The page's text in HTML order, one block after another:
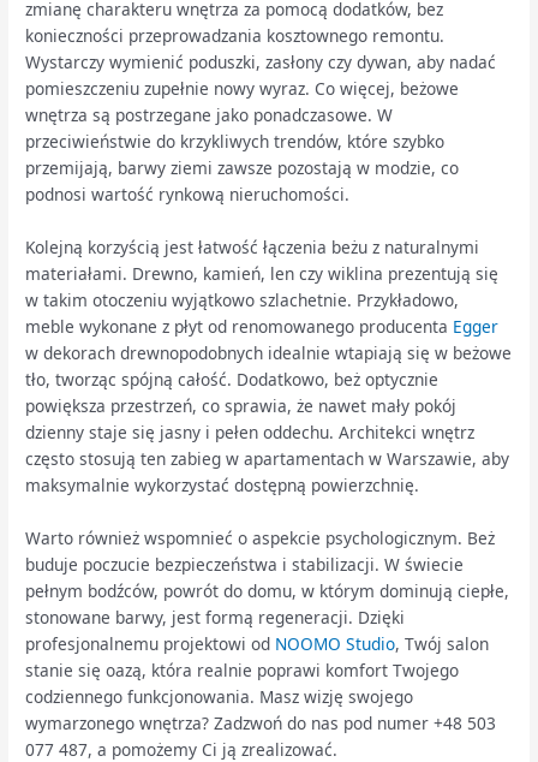
zmianę charakteru wnętrza za pomocą dodatków, bez
konieczności przeprowadzania kosztownego remontu.
Wystarczy wymienić poduszki, zasłony czy dywan, aby nadać
pomieszczeniu zupełnie nowy wyraz. Co więcej, beżowe
wnętrza są postrzegane jako ponadczasowe. W
przeciwieństwie do krzykliwych trendów, które szybko
przemijają, barwy ziemi zawsze pozostają w modzie, co
podnosi wartość rynkową nieruchomości.
Kolejną korzyścią jest łatwość łączenia beżu z naturalnymi
materiałami. Drewno, kamień, len czy wiklina prezentują się
w takim otoczeniu wyjątkowo szlachetnie. Przykładowo,
meble wykonane z płyt od renomowanego producenta Egger
w dekorach drewnopodobnych idealnie wtapiają się w beżowe
tło, tworząc spójną całość. Dodatkowo, beż optycznie
powiększa przestrzeń, co sprawia, że nawet mały pokój
dzienny staje się jasny i pełen oddechu. Architekci wnętrz
często stosują ten zabieg w apartamentach w Warszawie, aby
maksymalnie wykorzystać dostępną powierzchnię.
Warto również wspomnieć o aspekcie psychologicznym. Beż
buduje poczucie bezpieczeństwa i stabilizacji. W świecie
pełnym bodźców, powrót do domu, w którym dominują ciepłe,
stonowane barwy, jest formą regeneracji. Dzięki
profesjonalnemu projektowi od NOOMO Studio, Twój salon
stanie się oazą, która realnie poprawi komfort Twojego
codziennego funkcjonowania. Masz wizję swojego
wymarzonego wnętrza? Zadzwoń do nas pod numer +48 503
077 487, a pomożemy Ci ją zrealizować.